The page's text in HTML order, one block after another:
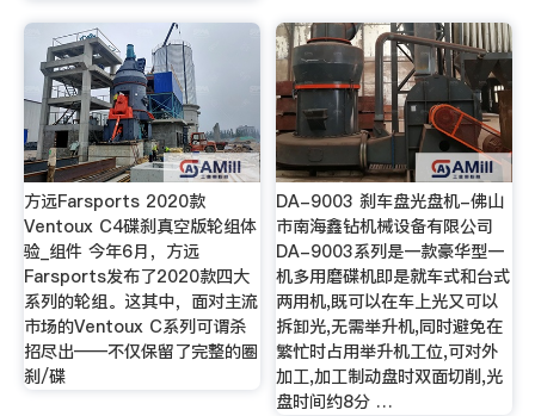
方远Farsports 2020款
Ventoux C4碟刹真空版轮组体
验_组件 今年6月，方远
Farsports发布了2020款四大
系列的轮组。这其中，面对主流
市场的Ventoux C系列可谓杀
招尽出——不仅保留了完整的圈
刹/碟
DA-9003 刹车盘光盘机-佛山
市南海鑫钻机械设备有限公司
DA-9003系列是一款豪华型一
机多用磨碟机即是就车式和台式
两用机,既可以在车上光又可以
拆卸光,无需举升机,同时避免在
繁忙时占用举升机工位,可对外
加工,加工制动盘时双面切削,光
盘时间约8分 …